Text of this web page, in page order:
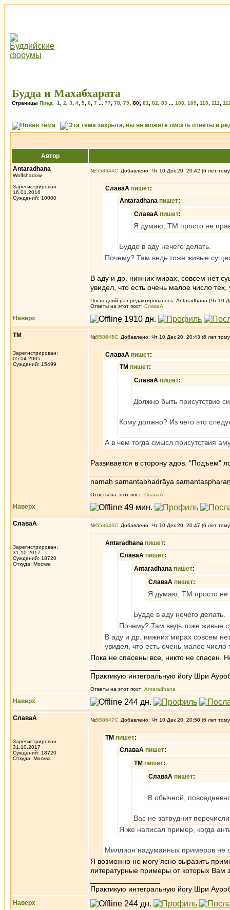
Будда и Махабхарата
Страницы Пред. 1 2 3 4 5 6 7 77 78 79 80 81 82 83 108 109 110 111
Автор
Antaradhana
Wolfshadow
Зарегистрирован:
16.01.2016
Суждений: 10000
№558644 Добавлено: Чт 10 Дек 20, 20:42 (6 лет
СлаваА пишет:
Antaradhana пишет:
СлаваА пишет:
Я думаю, ТМ просто не
Будде в аду нечего делать.
Почему? Там ведь тоже живые
В аду и др. нижних мирах, совсем нет
увидел, что есть очень малое число
Последний раз редактировалось: Antaradhana (Чт 10
Ответы на этот пост: СлаваА
Наверх
ТМ
Зарегистрирован:
05.04.2005
Суждений: 15499
№558645 Добавлено: Чт 10 Дек 20, 20:43 (6 лет
СлаваА пишет:
ТМ пишет:
СлаваА пишет:
Должно быть присутствие
Кому должно? Из чего это
А в чем тогда смысл присутствия
Развивается в сторону адов. "Подъем"
namaḥ samantabhadrāya
Ответы на этот пост: СлаваА
Наверх
СлаваА
Зарегистрирован:
31.10.2017
Суждений: 18720
Откуда: Москва
№558646 Добавлено: Чт 10 Дек 20, 20:47 (6 лет
Antaradhana пишет:
СлаваА пишет:
Antaradhana пишет:
СлаваА пишет:
Я думаю, ТМ просто не
Будде в аду нечего делать.
Почему? Там ведь тоже живые
В аду и др. нижних мирах совсем
увидел, что есть очень малое
Пока не спасены все, никто не спасен.
Практикую интегральную йогу Шри
Ответы на этот пост: Antaradhana
Наверх
СлаваА
Зарегистрирован:
31.10.2017
Суждений: 18720
Откуда: Москва
№558647 Добавлено: Чт 10 Дек 20, 20:50 (6 лет
ТМ пишет:
СлаваА пишет:
ТМ пишет:
СлаваА пишет:
В обычной,
Вас не затруднит
Я же написал пример, когда
Миллион надуманных примеров не
Я возможно не могу ясно выразить
литературные примеры от которых Вам
Практикую интегральную йогу Шри
Наверх